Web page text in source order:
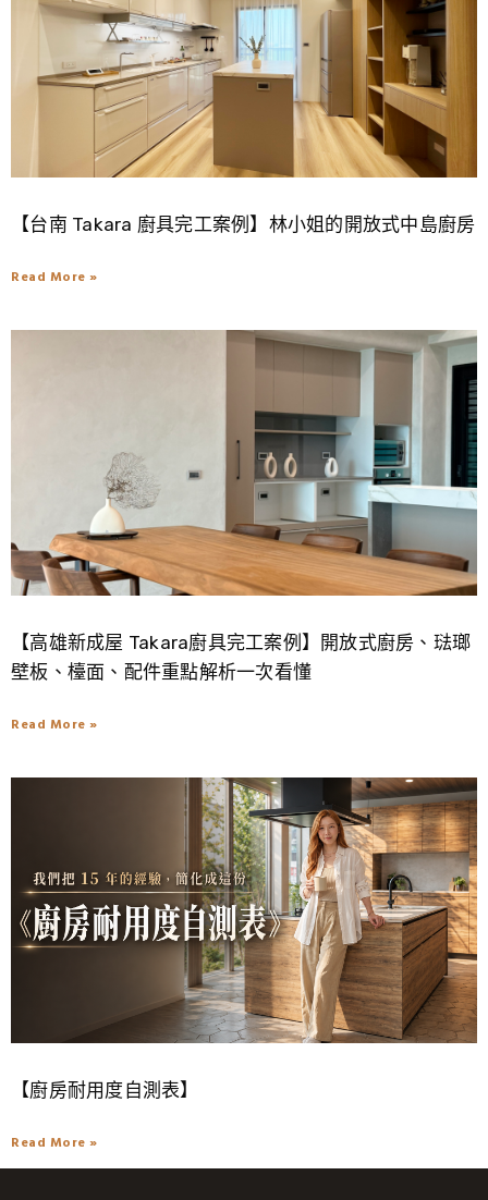
【台南 Takara 廚具完工案例】林小姐的開放式中島廚房
Read More »
【高雄新成屋 Takara廚具完工案例】開放式廚房、琺瑯
壁板、檯面、配件重點解析一次看懂
Read More »
【廚房耐用度自測表】
Read More »